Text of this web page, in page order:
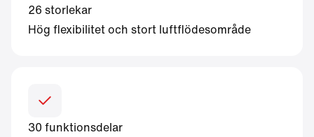
26 storlekar
Hög flexibilitet och stort luftflödesområde
30 funktionsdelar